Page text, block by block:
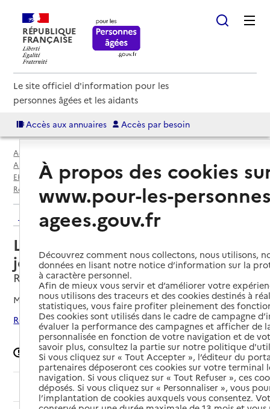
RÉPUBLIQUE
FRANÇAISE
Le site officiel d'information pour les
personnes âgées et les aidants
Accès aux annuaires Accès par besoin
Accueil
Annuaire EHPAD et maisons de retraite
EHPAD par département
Charente-Maritime (17)
Rochefort
Le Temps des Cerises Acueil de jour
Retour aux résultats de l'annuaire
Le Temps des Cerises Acueil de
jour
Rochefort, CHARENTE-MARITIME
Mis à jour le08/09/2024
Rechercher les établissements autour de Rochefort
Signaler une erreur
Sommaire
À propos des cookies
www.pour-les-
agees.gouv.fr
Découvrez comment nous collectons, nous utilisons,
données en lisant notre notice d’information sur la
à caractère personnel.
Afin de mieux vous servir et d’améliorer votre
nous utilisons des traceurs et des cookies destinés à
statistiques, vous faire profiter pleinement des
Des cookies sont utilisés dans le cadre de campagne
évaluer la performance des campagnes et afficher de
personnalisée en fonction de votre navigation et de
savoir plus, consultez la partie sur notre politique
Si vous cliquez sur « Tout Accepter », l’éditeur du
partenaires déposeront ces cookies sur votre terminal
navigation. Si vous cliquez sur « Tout Refuser », ces
déposés. Si vous cliquez sur « Personnaliser », vous
l’implantation de cookies auxquels vous consentez.